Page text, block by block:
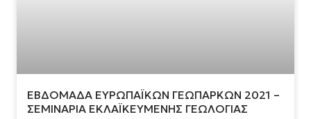
ΕΒΔΟΜΑΔΑ ΕΥΡΩΠΑΪΚΩΝ ΓΕΩΠΑΡΚΩΝ 2021 –
ΣΕΜΙΝΑΡΙΑ ΕΚΛΑΪΚΕΥΜΕΝΗΣ ΓΕΩΛΟΓΙΑΣ